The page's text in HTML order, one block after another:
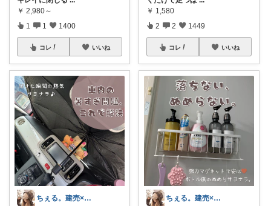
￥ 2,980～
1 1 1400
コレ いいね
ちぇる。建売×暖色お家づくり
￥ 1,580
2 2 1449
コレ いいね
ちぇる。建売×暖色お家づくり